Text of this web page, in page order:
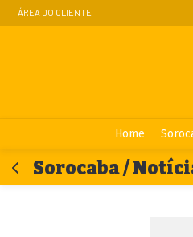
ÁREA DO CLIENTE
Home
Sorocaba /